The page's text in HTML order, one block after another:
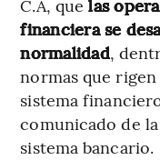
C.A, que las
financiera se
normalidad,
normas que
sistema
comunicado de
sistema bancario.